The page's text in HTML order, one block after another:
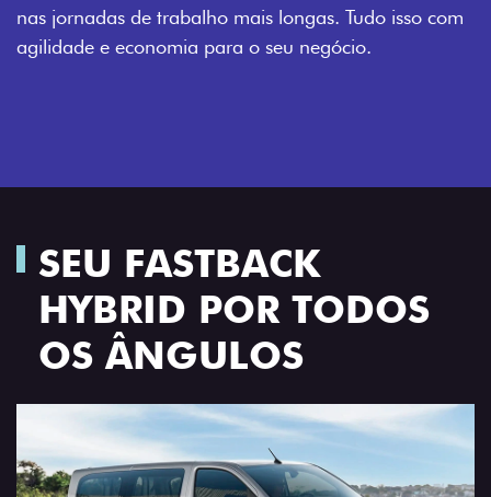
nas jornadas de trabalho mais longas. Tudo isso com
agilidade e economia para o seu negócio.
SEU FASTBACK
HYBRID POR TODOS
OS ÂNGULOS